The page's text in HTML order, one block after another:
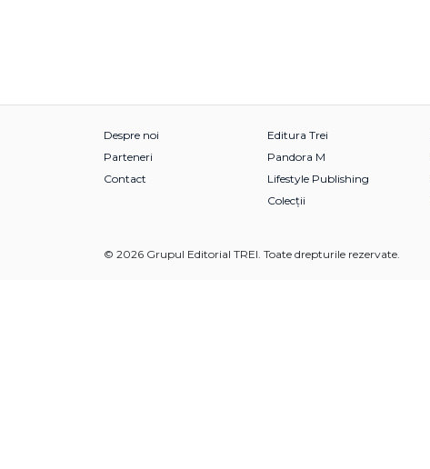
Despre noi
Parteneri
Contact
Editura Trei
Pandora M
Lifestyle Publishing
Colecții
© 2026 Grupul Editorial TREI. Toate drepturile rezervate.